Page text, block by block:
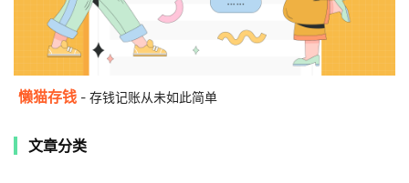
懒猫存钱 - 存钱记账从未如此简单
文章分类